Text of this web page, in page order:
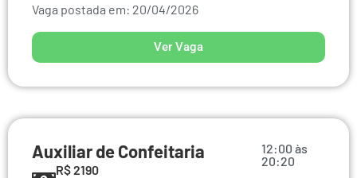
Vaga postada em: 20/04/2026
Ver Vaga
Auxiliar de Confeitaria
12:00 às
20:20
R$ 2190